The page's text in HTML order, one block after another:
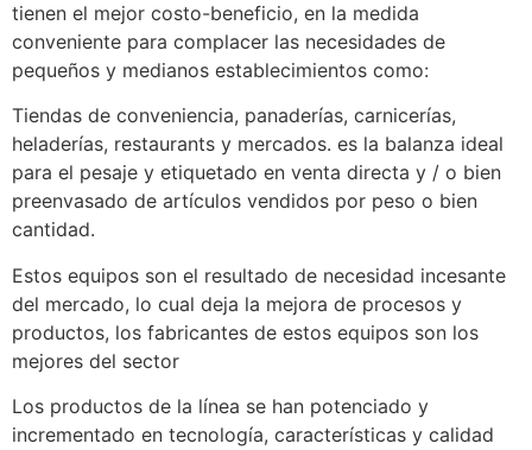
tienen el mejor costo-beneficio, en la medida
conveniente para complacer las necesidades de
pequeños y medianos establecimientos como:
Tiendas de conveniencia, panaderías, carnicerías,
heladerías, restaurants y mercados. es la balanza ideal
para el pesaje y etiquetado en venta directa y / o bien
preenvasado de artículos vendidos por peso o bien
cantidad.
Estos equipos son el resultado de necesidad incesante
del mercado, lo cual deja la mejora de procesos y
productos, los fabricantes de estos equipos son los
mejores del sector
Los productos de la línea se han potenciado y
incrementado en tecnología, características y calidad